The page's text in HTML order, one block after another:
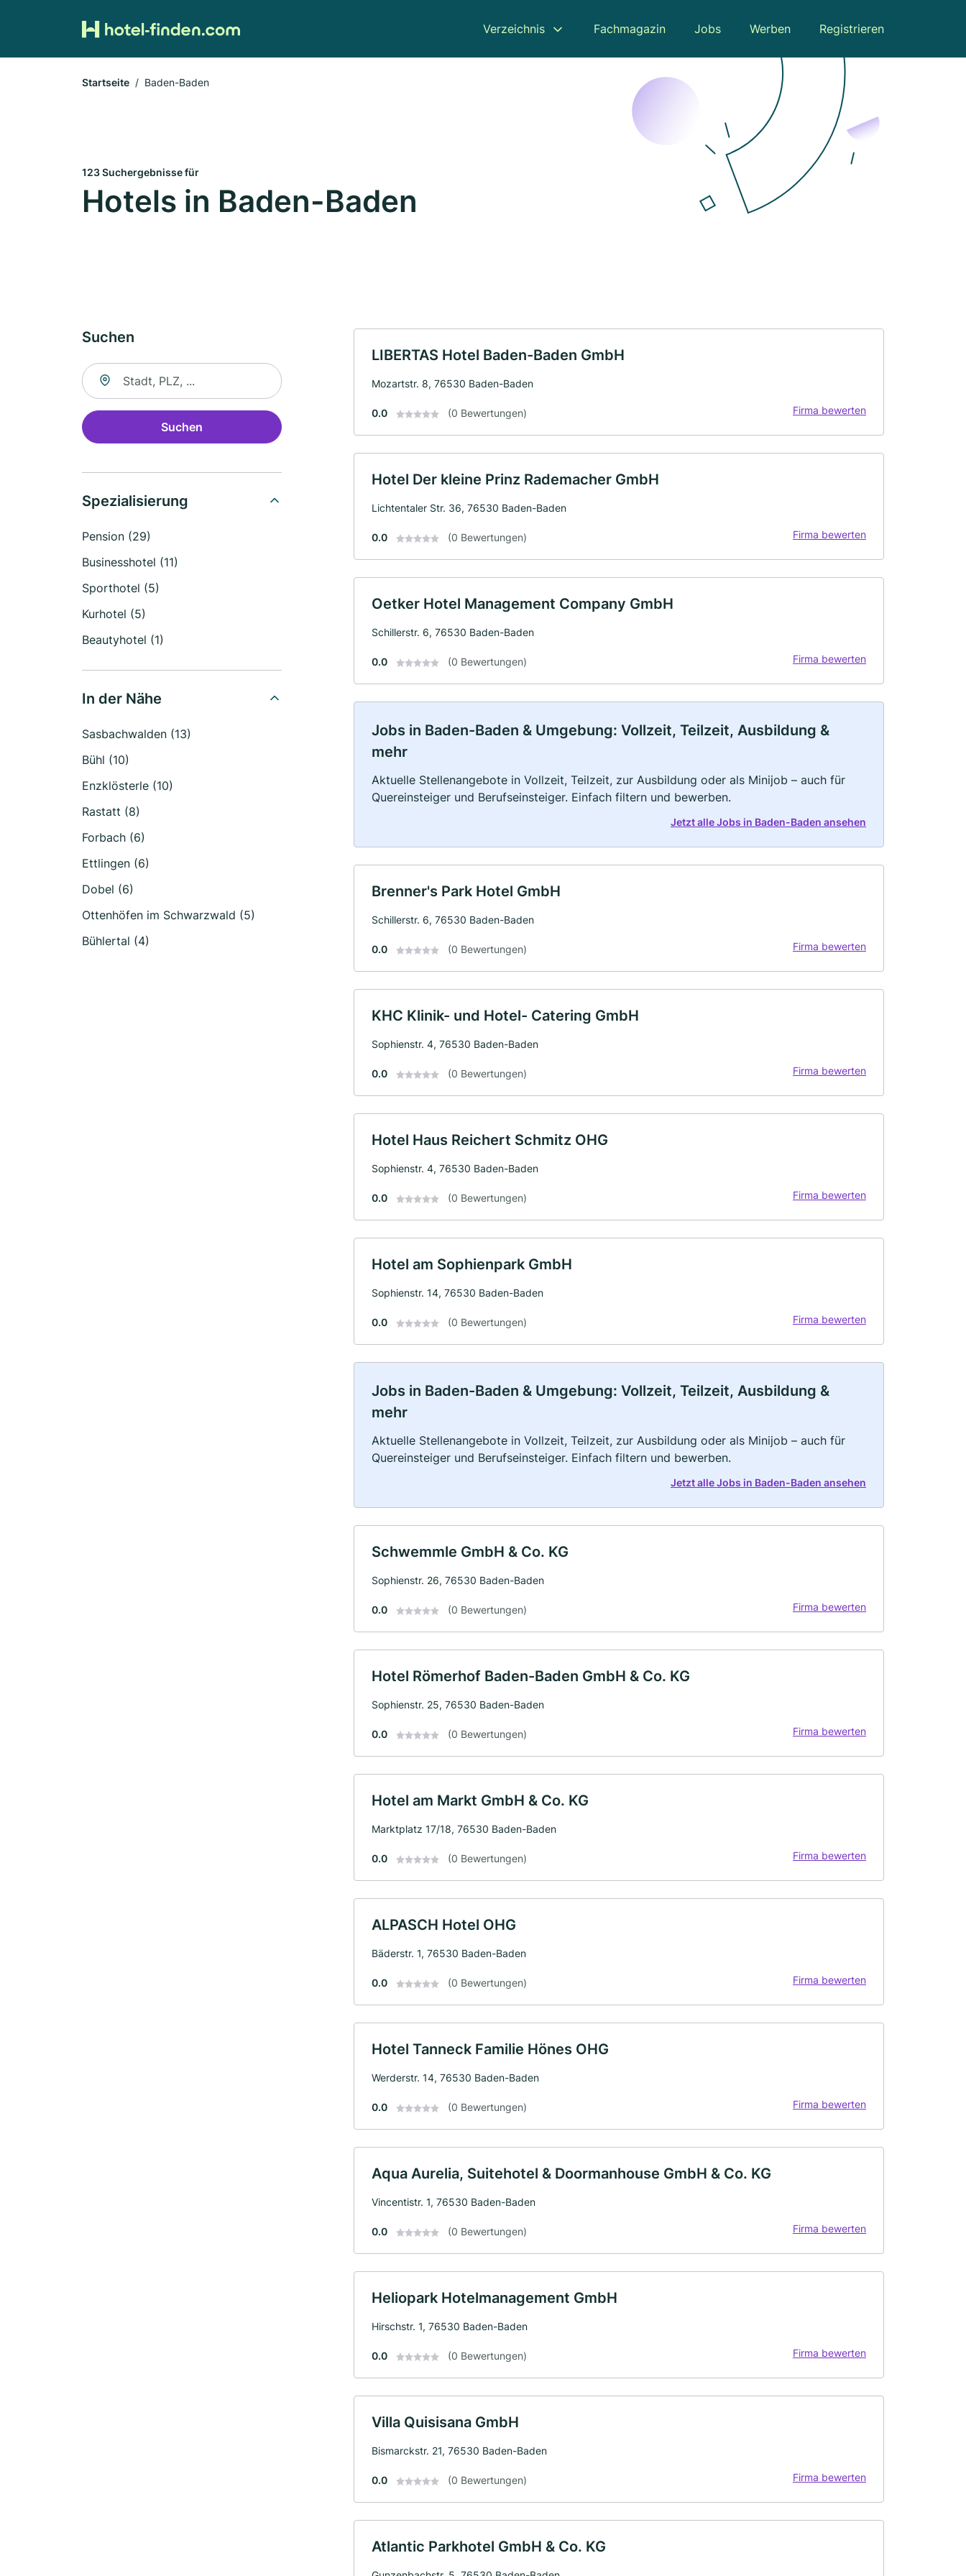
Verzeichnis Fachmagazin Jobs Werben Registrieren
Startseite Baden-Baden
123 Suchergebnisse für
Hotels in Baden-Baden
Suchen
Suche nach Ort
Suchen
Spezialisierung
Pension (29)
Businesshotel (11)
Sporthotel (5)
Kurhotel (5)
Beautyhotel (1)
In der Nähe
Sasbachwalden (13)
Bühl (10)
Enzklösterle (10)
Rastatt (8)
Forbach (6)
Ettlingen (6)
Dobel (6)
Ottenhöfen im Schwarzwald (5)
Bühlertal (4)
LIBERTAS Hotel Baden-Baden GmbH
Mozartstr. 8, 76530 Baden-Baden
0.0 (0 Bewertungen) Firma bewerten
Hotel Der kleine Prinz Rademacher GmbH
Lichtentaler Str. 36, 76530 Baden-Baden
0.0 (0 Bewertungen) Firma bewerten
Oetker Hotel Management Company GmbH
Schillerstr. 6, 76530 Baden-Baden
0.0 (0 Bewertungen) Firma bewerten
Jobs in Baden-Baden & Umgebung: Vollzeit, Teilzeit, Ausbildung &
mehr
Aktuelle Stellenangebote in Vollzeit, Teilzeit, zur Ausbildung oder als Minijob – auch für
Quereinsteiger und Berufseinsteiger. Einfach filtern und bewerben.
Jetzt alle Jobs in Baden-Baden ansehen
Brenner's Park Hotel GmbH
Schillerstr. 6, 76530 Baden-Baden
0.0 (0 Bewertungen) Firma bewerten
KHC Klinik- und Hotel- Catering GmbH
Sophienstr. 4, 76530 Baden-Baden
0.0 (0 Bewertungen) Firma bewerten
Hotel Haus Reichert Schmitz OHG
Sophienstr. 4, 76530 Baden-Baden
0.0 (0 Bewertungen) Firma bewerten
Hotel am Sophienpark GmbH
Sophienstr. 14, 76530 Baden-Baden
0.0 (0 Bewertungen) Firma bewerten
Jobs in Baden-Baden & Umgebung: Vollzeit, Teilzeit, Ausbildung &
mehr
Aktuelle Stellenangebote in Vollzeit, Teilzeit, zur Ausbildung oder als Minijob – auch für
Quereinsteiger und Berufseinsteiger. Einfach filtern und bewerben.
Jetzt alle Jobs in Baden-Baden ansehen
Schwemmle GmbH & Co. KG
Sophienstr. 26, 76530 Baden-Baden
0.0 (0 Bewertungen) Firma bewerten
Hotel Römerhof Baden-Baden GmbH & Co. KG
Sophienstr. 25, 76530 Baden-Baden
0.0 (0 Bewertungen) Firma bewerten
Hotel am Markt GmbH & Co. KG
Marktplatz 17/18, 76530 Baden-Baden
0.0 (0 Bewertungen) Firma bewerten
ALPASCH Hotel OHG
Bäderstr. 1, 76530 Baden-Baden
0.0 (0 Bewertungen) Firma bewerten
Hotel Tanneck Familie Hönes OHG
Werderstr. 14, 76530 Baden-Baden
0.0 (0 Bewertungen) Firma bewerten
Aqua Aurelia, Suitehotel & Doormanhouse GmbH & Co. KG
Vincentistr. 1, 76530 Baden-Baden
0.0 (0 Bewertungen) Firma bewerten
Heliopark Hotelmanagement GmbH
Hirschstr. 1, 76530 Baden-Baden
0.0 (0 Bewertungen) Firma bewerten
Villa Quisisana GmbH
Bismarckstr. 21, 76530 Baden-Baden
0.0 (0 Bewertungen) Firma bewerten
Atlantic Parkhotel GmbH & Co. KG